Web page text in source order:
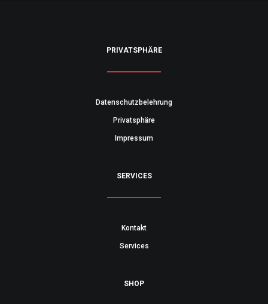
PRIVATSPHÄRE
Datenschutzbelehrung
Privatsphäre
Impressum
SERVICES
Kontakt
Services
SHOP